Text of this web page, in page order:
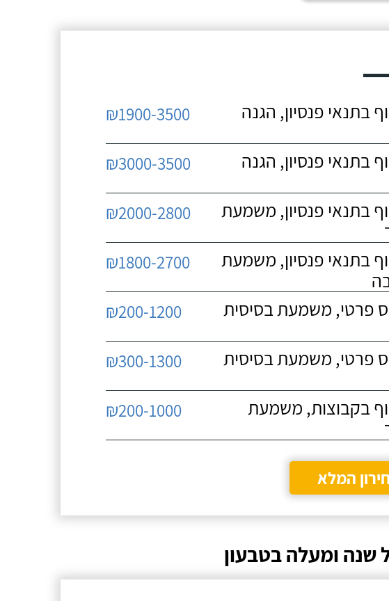
בתנאי פנסיון, הגנה
₪1900-3500
בתנאי פנסיון, הגנה
₪3000-3500
בתנאי פנסיון, משמעת
₪2000-2800
בתנאי פנסיון, משמעת
₪1800-2700
פרטי, משמעת בסיסית
₪200-1200
פרטי, משמעת בסיסית
₪300-1300
בקבוצות, משמעת
₪200-1000
המלא
שנה ומעלה בטבעון